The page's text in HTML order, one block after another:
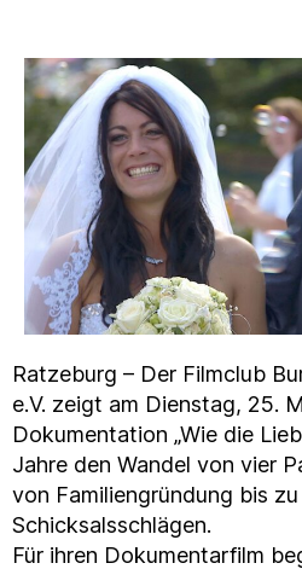
Ratzeburg – Der Filmclub
e.V. zeigt am Dienstag, 25.
Dokumentation „Wie die
Jahre den Wandel von vier
von Familiengründung bis
Schicksalsschlägen.
Für ihren Dokumentarfilm